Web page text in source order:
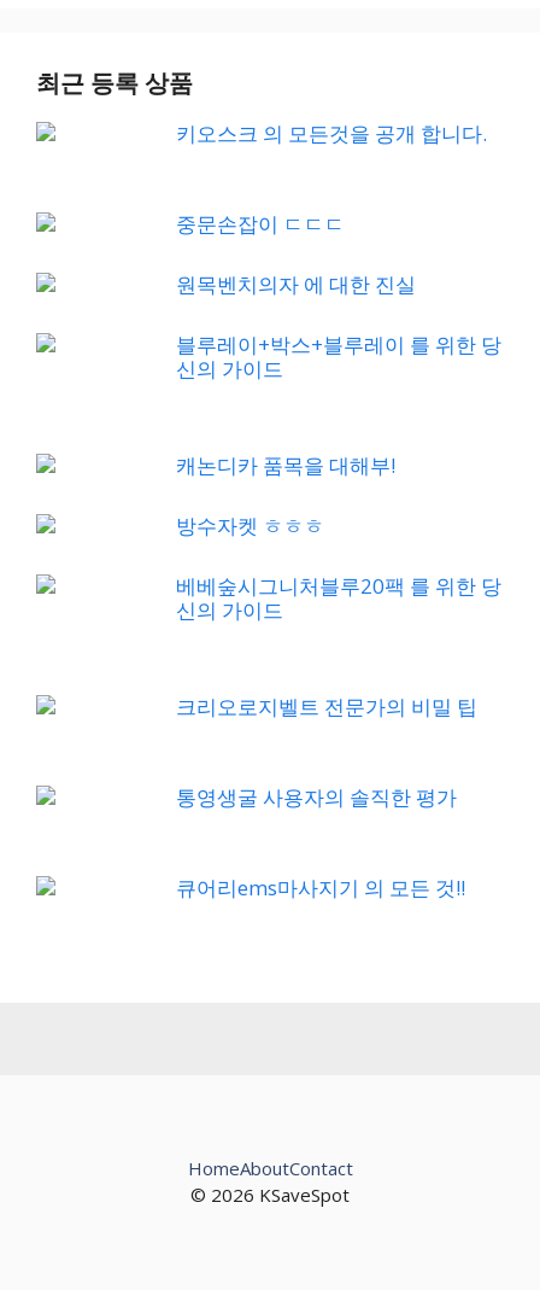
최근 등록 상품
키오스크 의 모든것을 공개 합니다.
중문손잡이 ㄷㄷㄷ
원목벤치의자 에 대한 진실
블루레이+박스+블루레이 를 위한 당
신의 가이드
캐논디카 품목을 대해부!
방수자켓 ㅎㅎㅎ
베베숲시그니처블루20팩 를 위한 당
신의 가이드
크리오로지벨트 전문가의 비밀 팁
통영생굴 사용자의 솔직한 평가
큐어리ems마사지기 의 모든 것!!
© 2026 KSaveSpot
HomeAboutContact